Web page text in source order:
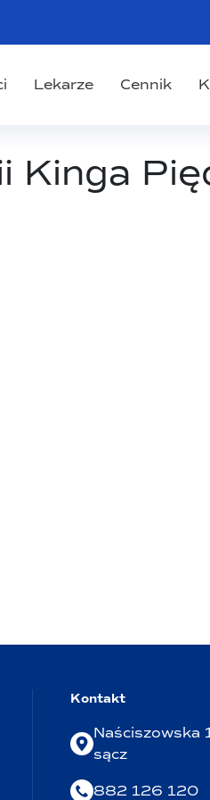
Lekarze Cennik
Kinga
Kontakt
sącz
882 126 120